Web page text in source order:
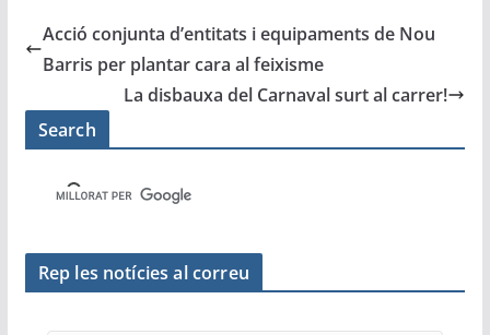
e
b
o
o
er l s
A
p
gr
a
m
p
te
Acció conjunta d’entitats i equipaments de Nou
Barris per plantar cara al feixisme
La disbauxa del Carnaval surt al carrer!
Search
Rep les notícies al correu